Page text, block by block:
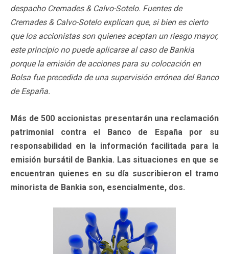
despacho Cremades & Calvo-Sotelo. Fuentes de
Cremades & Calvo-Sotelo explican que, si bien es cierto
que los accionistas son quienes aceptan un riesgo mayor,
este principio no puede aplicarse al caso de Bankia
porque la emisión de acciones para su colocación en
Bolsa fue precedida de una supervisión errónea del Banco
de España.
Más de 500 accionistas presentarán una reclamación
patrimonial contra el Banco de España por su
responsabilidad en la información facilitada para la
emisión bursátil de Bankia. Las situaciones en que se
encuentran quienes en su día suscribieron el tramo
minorista de Bankia son, esencialmente, dos.